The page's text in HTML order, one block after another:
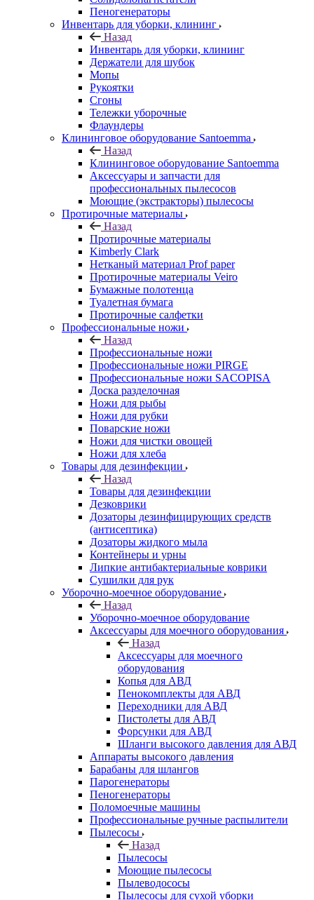
Пеногенераторы
Инвентарь для уборки, клининг
Назад
Инвентарь для уборки, клининг
Держатели для шубок
Мопы
Рукоятки
Сгоны
Тележки уборочные
Флаундеры
Клининговое оборудование Santoemma
Назад
Клининговое оборудование Santoemma
Аксессуары и запчасти для
профессиональных пылесосов
Моющие (экстракторы) пылесосы
Протирочные материалы
Назад
Протирочные материалы
Kimberly Clark
Нетканый материал Prof paper
Протирочные материалы Veiro
Бумажные полотенца
Туалетная бумага
Протирочные салфетки
Профессиональные ножи
Назад
Профессиональные ножи
Профессиональные ножи PIRGE
Профессиональные ножи SACOPISA
Доска разделочная
Ножи для рыбы
Ножи для рубки
Поварские ножи
Ножи для чистки овощей
Ножи для хлеба
Товары для дезинфекции
Назад
Товары для дезинфекции
Дезковрики
Дозаторы дезинфицирующих средств
(антисептика)
Дозаторы жидкого мыла
Контейнеры и урны
Липкие антибактериальные коврики
Сушилки для рук
Уборочно-моечное оборудование
Назад
Уборочно-моечное оборудование
Аксессуары для моечного оборудования
Назад
Аксессуары для моечного
оборудования
Копья для АВД
Пенокомплекты для АВД
Переходники для АВД
Пистолеты для АВД
Форсунки для АВД
Шланги высокого давления для АВД
Аппараты высокого давления
Барабаны для шлангов
Парогенераторы
Пеногенераторы
Поломоечные машины
Профессиональные ручные распылители
Пылесосы
Назад
Пылесосы
Моющие пылесосы
Пылеводососы
Пылесосы для сухой уборки